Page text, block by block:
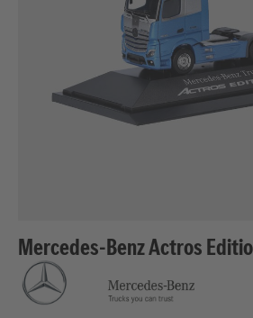
Mercedes-Benz Actros